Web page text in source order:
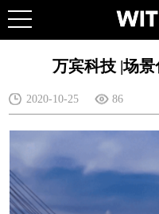
万宾科技 |场
2020-10-25 86